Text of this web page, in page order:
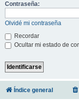
Contraseña:
Olvidé mi contraseña
Recordar
Ocultar mi estado de
Índice general